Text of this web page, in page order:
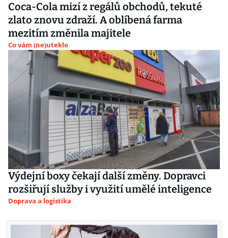
Coca-Cola mizí z regálů obchodů, tekuté
zlato znovu zdraží. A oblíbená farma
mezitím změnila majitele
Co vám (ne)uteklo
Výdejní boxy čekají další změny. Dopravci
rozšiřují služby i využití umělé inteligence
Doprava a logistika